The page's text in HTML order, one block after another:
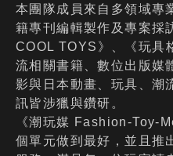
本團隊成員來自多領域專
籍專刊編輯製作及專案採
COOL TOYS》、《玩具
流相關書籍、數位出版媒
影與日本動畫、玩具、潮
訊皆涉獵與鑽研。
《潮玩媒 Fashion-Toy-
個單元做到最好，並且推